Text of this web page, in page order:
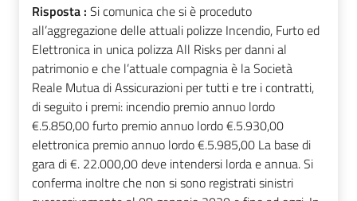
Risposta : Si comunica che si è proceduto
all’aggregazione delle attuali polizze Incendio, Furto ed
Elettronica in unica polizza All Risks per danni al
patrimonio e che l’attuale compagnia è la Società
Reale Mutua di Assicurazioni per tutti e tre i contratti,
di seguito i premi: incendio premio annuo lordo
€.5.850,00 furto premio annuo lordo €.5.930,00
elettronica premio annuo lordo €.5.985,00 La base di
gara di €. 22.000,00 deve intendersi lorda e annua. Si
conferma inoltre che non si sono registrati sinistri